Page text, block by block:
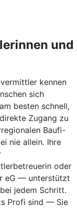
und
kennen
sich
besten schnell,
Zugang zu
Baufi-
nie allein. Ihre
oder
eG — unterstützt
jedem Schritt.
Profi sind — Sie